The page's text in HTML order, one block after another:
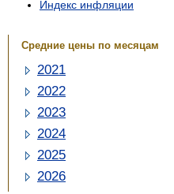
Индекс инфляции
Средние цены по месяцам
2021
2022
2023
2024
2025
2026